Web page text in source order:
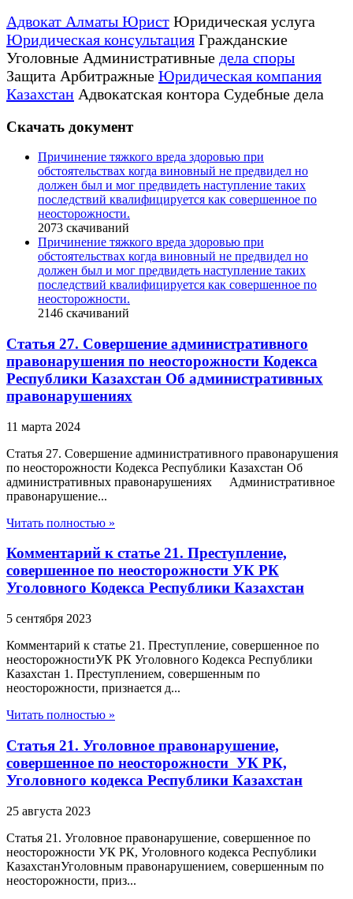
Адвокат Алматы Юрист Юридическая услуга
Юридическая консультация Гражданские
Уголовные Административные дела споры
Защита Арбитражные Юридическая компания
Казахстан Адвокатская контора Судебные дела
Скачать документ
Причинение тяжкого вреда здоровью при
обстоятельствах когда виновный не предвидел но
должен был и мог предвидеть наступление таких
последствий квалифицируется как совершенное по
неосторожности.
2073 скачиваний
Причинение тяжкого вреда здоровью при
обстоятельствах когда виновный не предвидел но
должен был и мог предвидеть наступление таких
последствий квалифицируется как совершенное по
неосторожности.
2146 скачиваний
Статья 27. Совершение административного
правонарушения по неосторожности Кодекса
Республики Казахстан Об административных
правонарушениях
11 марта 2024
Статья 27. Совершение административного правонарушения
по неосторожности Кодекса Республики Казахстан Об
административных правонарушениях Административное
правонарушение...
Читать полностью »
Комментарий к статье 21. Преступление,
совершенное по неосторожности УК РК
Уголовного Кодекса Республики Казахстан
5 сентября 2023
Комментарий к статье 21. Преступление, совершенное по
неосторожностиУК РК Уголовного Кодекса Республики
Казахстан 1. Преступлением, совершенным по
неосторожности, признается д...
Читать полностью »
Статья 21. Уголовное правонарушение,
совершенное по неосторожности УК РК,
Уголовного кодекса Республики Казахстан
25 августа 2023
Статья 21. Уголовное правонарушение, совершенное по
неосторожности УК РК, Уголовного кодекса Республики
КазахстанУголовным правонарушением, совершенным по
неосторожности, приз...